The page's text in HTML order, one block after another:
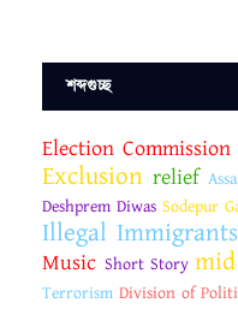
শব্দগুচ্ছ
Election Commission
Exclusion relief
Deshprem Diwas Sodepur
Illegal Immigrants
Music Short Story
Terrorism Division of